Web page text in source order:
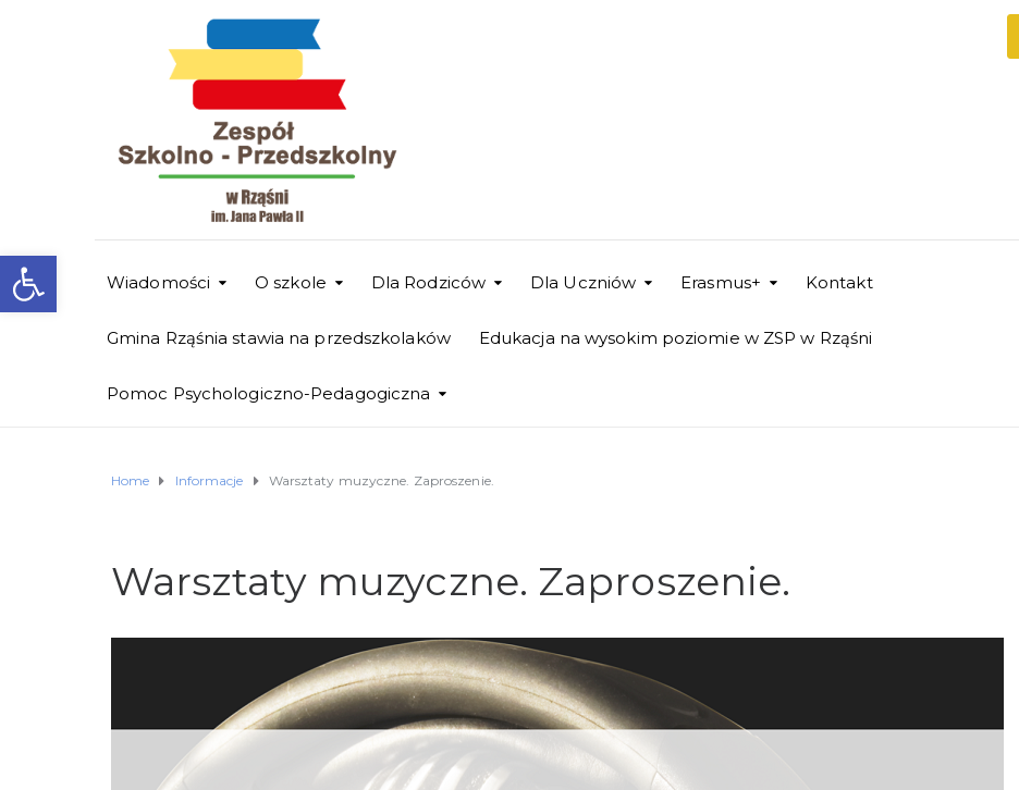
Otwórz pasek narzędzi Wiadomości O szkole Dla Rodziców Dla Uczniów Erasmus+ Kontakt
Gmina Rząśnia stawia na przedszkolaków Edukacja na wysokim poziomie w ZSP w Rząśni
Pomoc Psychologiczno-Pedagogiczna
Home Informacje Warsztaty muzyczne. Zaproszenie.
Warsztaty muzyczne. Zaproszenie.